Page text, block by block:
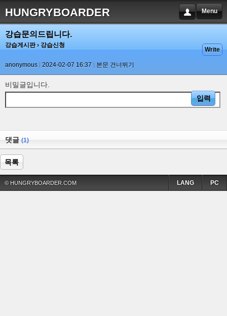
HUNGRYBOARDER Menu
강습문의드립니다.
강습게시판› 강습신청
anonymous 2024-02-07 16:37 본문 건너뛰기
Write
비밀글입니다.
댓글 (1)
목록
© HUNGRYBOARDER.COM PC
LANG